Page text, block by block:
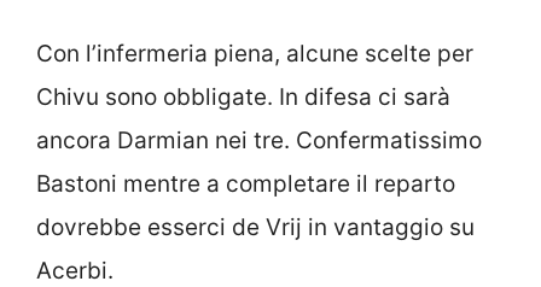
Con l’infermeria piena, alcune scelte per
Chivu sono obbligate. In difesa ci sarà
ancora Darmian nei tre. Confermatissimo
Bastoni mentre a completare il reparto
dovrebbe esserci de Vrij in vantaggio su
Acerbi.